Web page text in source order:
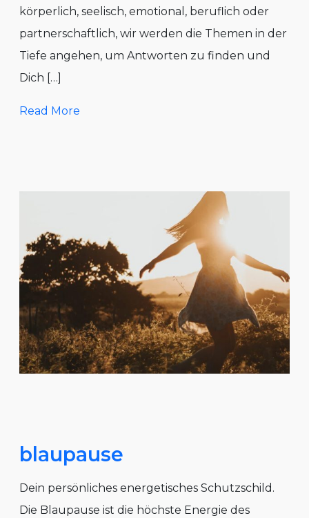
körperlich, seelisch, emotional, beruflich oder
partnerschaftlich, wir werden die Themen in der
Tiefe angehen, um Antworten zu finden und
Dich […]
Read More
blaupause
Dein persönliches energetisches Schutzschild.
Die Blaupause ist die höchste Energie des